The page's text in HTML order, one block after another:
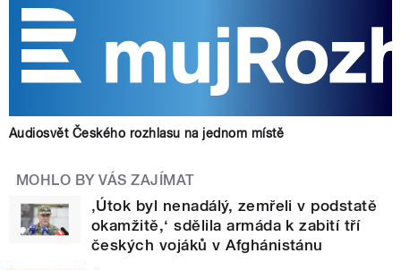
Audiosvět Českého rozhlasu na jednom místě
MOHLO BY VÁS ZAJÍMAT
‚Útok byl nenadálý, zemřeli v podstatě
okamžitě,‘ sdělila armáda k zabití tří
českých vojáků v Afghánistánu